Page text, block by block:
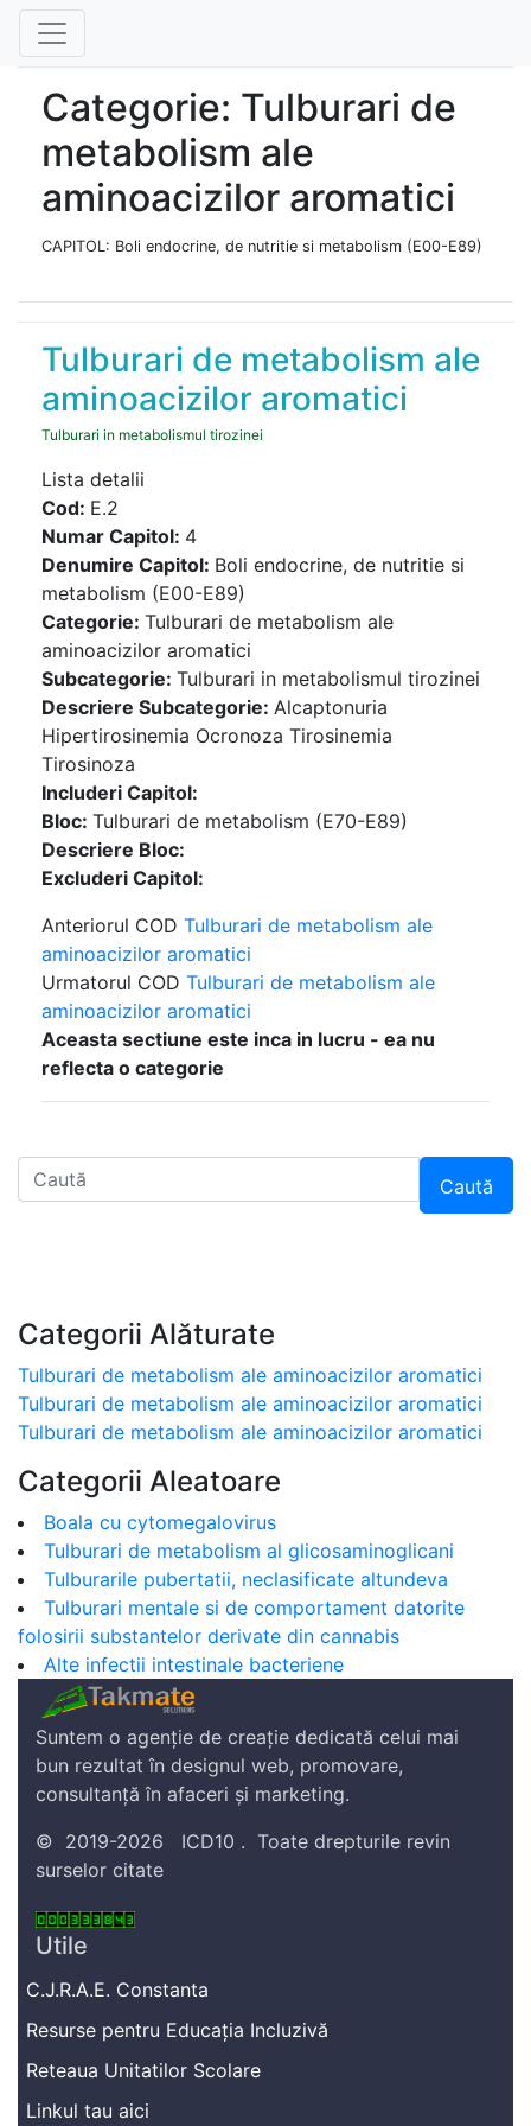
Categorie: Tulburari de
metabolism ale
aminoacizilor aromatici
CAPITOL: Boli endocrine, de nutritie si metabolism (E00-E89)
Tulburari de metabolism ale
aminoacizilor aromatici
Tulburari in metabolismul tirozinei
Lista detalii
Cod: E.2
Numar Capitol: 4
Denumire Capitol: Boli endocrine, de nutritie si
metabolism (E00-E89)
Categorie: Tulburari de metabolism ale
aminoacizilor aromatici
Subcategorie: Tulburari in metabolismul tirozinei
Descriere Subcategorie: Alcaptonuria
Hipertirosinemia Ocronoza Tirosinemia
Tirosinoza
Includeri Capitol:
Bloc: Tulburari de metabolism (E70-E89)
Descriere Bloc:
Excluderi Capitol:
Anteriorul COD Tulburari de metabolism ale
aminoacizilor aromatici
Urmatorul COD Tulburari de metabolism ale
aminoacizilor aromatici
Aceasta sectiune este inca in lucru - ea nu
reflecta o categorie
Caută
Categorii Alăturate
Tulburari de metabolism ale aminoacizilor aromatici
Tulburari de metabolism ale aminoacizilor aromatici
Tulburari de metabolism ale aminoacizilor aromatici
Categorii Aleatoare
Boala cu cytomegalovirus
Tulburari de metabolism al glicosaminoglicani
Tulburarile pubertatii, neclasificate altundeva
Tulburari mentale si de comportament datorite
folosirii substantelor derivate din cannabis
Alte infectii intestinale bacteriene
Suntem o agenție de creație dedicată celui mai
bun rezultat în designul web, promovare,
consultanță în afaceri și marketing.
© 2019-2026 ICD10 . Toate drepturile revin
surselor citate
Utile
C.J.R.A.E. Constanta
Resurse pentru Educația Incluzivă
Reteaua Unitatilor Scolare
Linkul tau aici